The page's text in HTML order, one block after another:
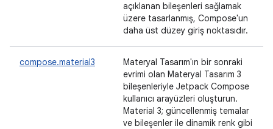
açıklanan bileşenleri sağlamak
üzere tasarlanmış, Compose'un
daha üst düzey giriş noktasıdır.
compose.material3
Materyal Tasarım'ın bir sonraki
evrimi olan Materyal Tasarım 3
bileşenleriyle Jetpack Compose
kullanıcı arayüzleri oluşturun.
Material 3; güncellenmiş temalar
ve bileşenler ile dinamik renk gibi